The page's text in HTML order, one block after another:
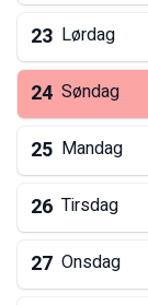
23 Lørdag
24 Søndag
25 Mandag
26 Tirsdag
27 Onsdag